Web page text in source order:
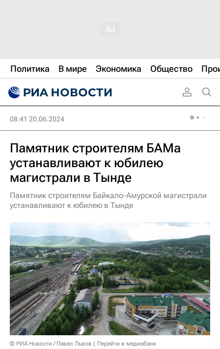
Политика В мире Экономика Общество
08:41 20.06.2024
Памятник строителям БАМа
устанавливают к юбилею
магистрали в Тынде
Памятник строителям Байкало-Амурской магистрали
устанавливают к юбилею в Тынде
© РИА Новости / Павел Львов
Перейти в медиабанк